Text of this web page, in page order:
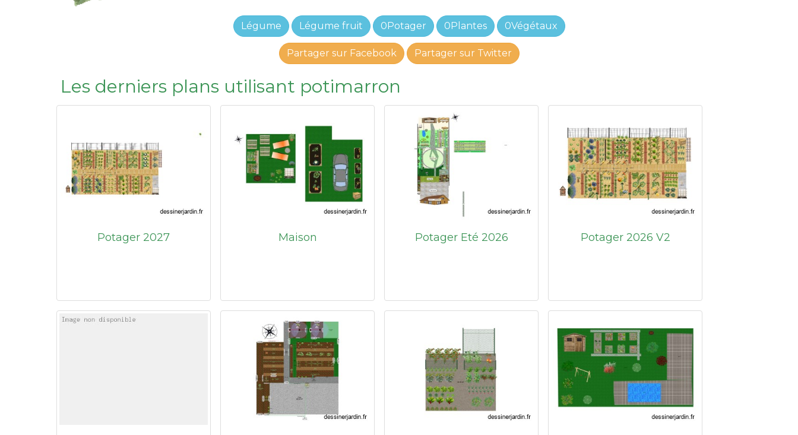
Légume Légume fruit 0Potager 0Plantes 0Végétaux
Partager sur Facebook Partager sur Twitter
Les derniers plans utilisant potimarron
Potager 2027 Maison Potager Eté 2026 Potager 2026 V2